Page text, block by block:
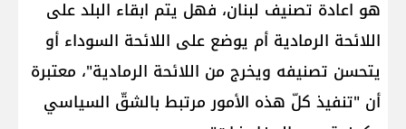
هو اعادة تصنيف لبنان، فهل يتم ابقاء البلد على
اللائحة الرمادية أم يوضع على اللائحة السوداء أو
يتحسن تصنيفه ويخرج من اللائحة الرمادية"، معتبرة
أن "تنفيذ كلّ هذه الأمور مرتبط بالشقّ السياسي